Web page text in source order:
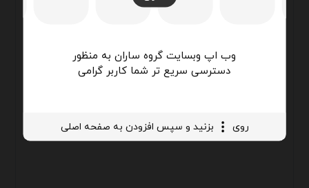
وب اپ وبسایت گروه ساران به منظور
دسترسی سریع تر شما کاربر گرامی
روی بزنید و سپس افزودن به صفحه اصلی